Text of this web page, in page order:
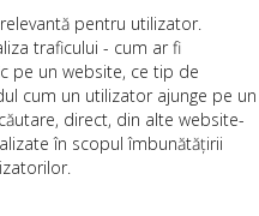
pentru utilizator.
traficului - cum ar fi
pe un website, ce tip de
cum un utilizator ajunge pe un
direct, din alte website-
în scopul îmbunătățirii